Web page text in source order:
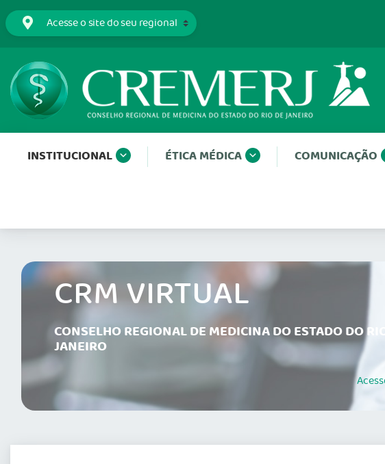
INSTITUCIONAL ÉTICA MÉDICA COMUNICAÇÃO
CRM VIRTUAL
CONSELHO REGIONAL DE MEDICINA DO ESTADO DO
JANEIRO